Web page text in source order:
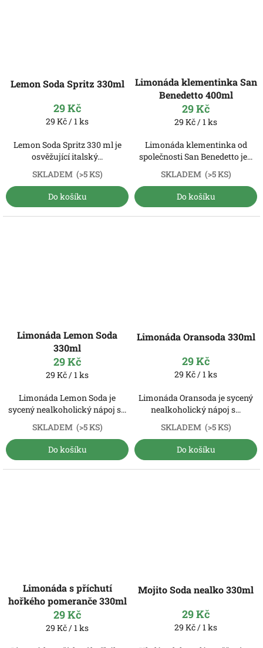
Lemon Soda Spritz 330ml
29 Kč
Měrná
29 Kč / 1 ks
Lemon Soda Spritz 330 ml je
osvěžující italský...
SKLADEM (>5 KS)
Do košíku
Limonáda klementinka San
Benedetto 400ml
29 Kč
Měrná
29 Kč / 1 ks
Limonáda klementinka od
společnosti San Benedetto je...
SKLADEM (>5 KS)
Do košíku
Limonáda Lemon Soda
330ml
29 Kč
Měrná
29 Kč / 1 ks
Limonáda Lemon Soda je
sycený nealkoholický nápoj s...
SKLADEM (>5 KS)
Do košíku
Limonáda Oransoda 330ml
29 Kč
Měrná
29 Kč / 1 ks
Limonáda Oransoda je sycený
nealkoholický nápoj s...
SKLADEM (>5 KS)
Do košíku
Limonáda s příchutí
hořkého pomeranče 330ml
29 Kč
Měrná
29 Kč / 1 ks
Mojito Soda nealko 330ml
29 Kč
Měrná
29 Kč / 1 ks